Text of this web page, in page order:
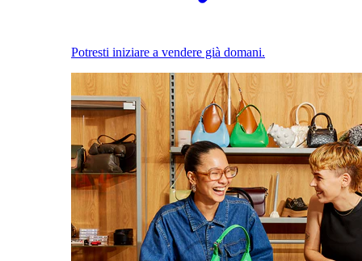
Potresti iniziare a vendere già domani.